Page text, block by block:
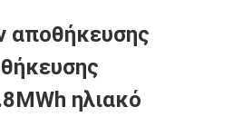
αποθήκευσης
ηλιακό